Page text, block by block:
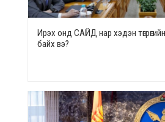
Ирэх онд САЙД нар хэдэн
байх вэ?